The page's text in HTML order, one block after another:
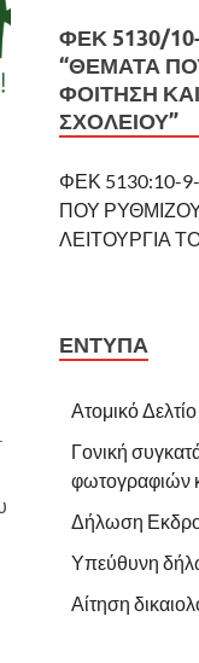
ΦΕΚ 5130/
“ΘΕΜΑΤΑ
ΦΟΙΤΗΣΗ
ΣΧΟΛΕΙΟΥ”
ΦΕΚ 5130:10-
ΠΟΥ
ΛΕΙΤΟΥΡΓΙΑ
ΕΝΤΥΠΑ
Ατομικό
Γονική
φωτογραφιών
Δήλωση
Υπεύθυνη
Αίτηση